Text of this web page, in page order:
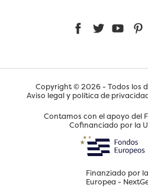
FacebookTwitter
Copyright © 2026 - Todos los
Aviso legal y política de
Contamos con el apoyo del
Cofinanciado por la
Finanziado por
Europea -